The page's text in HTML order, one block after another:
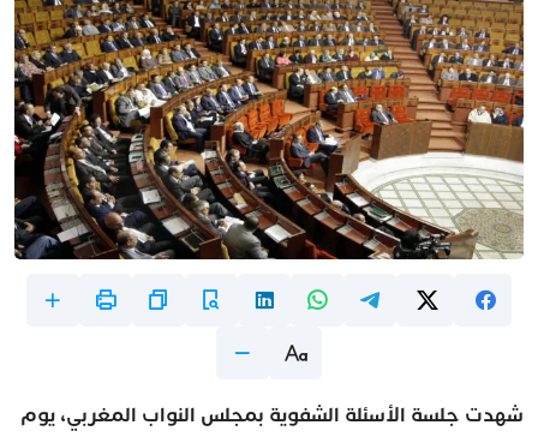
شهدت جلسة الأسئلة الشفوية بمجلس النواب المغربي، يوم